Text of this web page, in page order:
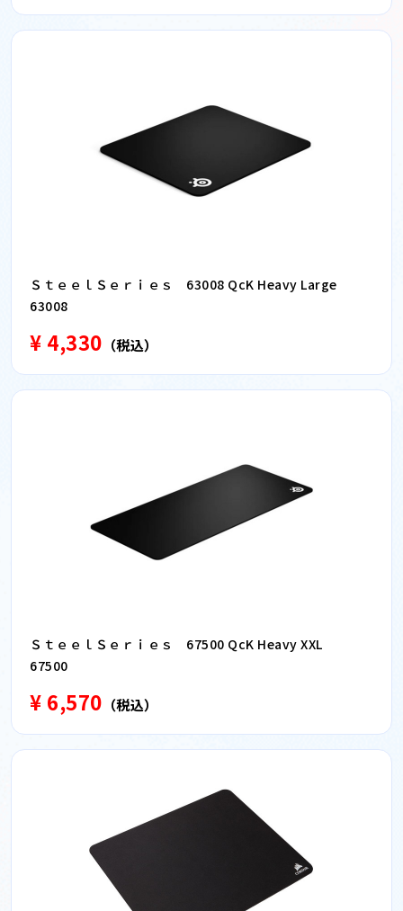
ＳｔｅｅｌＳｅｒｉｅｓ 63008 QcK Heavy Large
63008
¥ 4,330 （税込）
ＳｔｅｅｌＳｅｒｉｅｓ 67500 QcK Heavy XXL
67500
¥ 6,570 （税込）